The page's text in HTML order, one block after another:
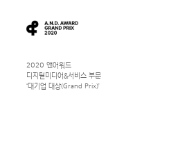
2020 앤어워드
디지털미디어&서비스 부문
‘대기업 대상(Grand Prix)’